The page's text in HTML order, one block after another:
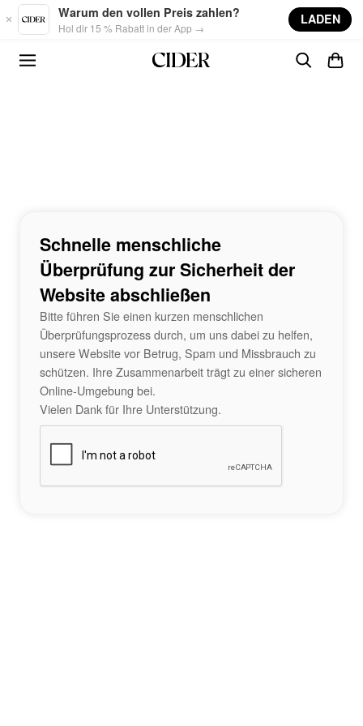
Skip to main content
Warum den vollen Preis zahlen?
Hol dir 15 % Rabatt in der App →
LADEN
Schnelle menschliche
Überprüfung zur Sicherheit der
Website abschließen
Bitte führen Sie einen kurzen menschlichen
Überprüfungsprozess durch, um uns dabei zu helfen,
unsere Website vor Betrug, Spam und Missbrauch zu
schützen. Ihre Zusammenarbeit trägt zu einer sicheren
Online-Umgebung bei.
Vielen Dank für Ihre Unterstützung.